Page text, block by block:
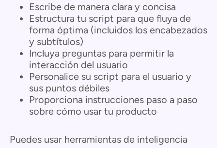
Escribe de manera clara y concisa
Estructura tu script para que fluya de
forma óptima (incluidos los encabezados
y subtítulos)
Incluya preguntas para permitir la
interacción del usuario
Personalice su script para el usuario y
sus puntos débiles
Proporciona instrucciones paso a paso
sobre cómo usar tu producto
Puedes usar herramientas de inteligencia